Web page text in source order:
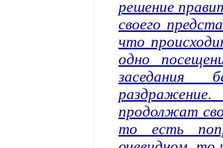
решение
своего
что
одно
заседания
продолжат
то есть